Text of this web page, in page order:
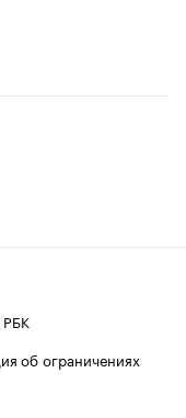
РБК
об ограничениях